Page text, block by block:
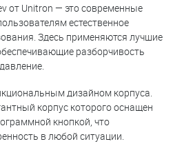
от Unitron — это современные
естественное
Здесь применяются лучшие
разборчивость
дизайном корпуса.
корпус которого оснащен
кнопкой, что
в любой ситуации.